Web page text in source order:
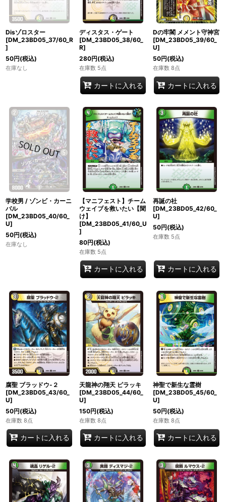
Disゾロスター
[DM_23BD05_37/60_R
]
50円(税込)
在庫なし
ディスタス・ゲート
[DM_23BD05_38/60_
R]
280円(税込)
在庫数 5点
カートに入れる
Dの牢閣 メメント守神宮
[DM_23BD05_39/60_
U]
50円(税込)
在庫数 8点
カートに入れる
学校男 / ゾンビ・カーニ
バル
[DM_23BD05_40/60_
U]
50円(税込)
在庫なし
【マニフェスト】チーム
ウェイブを救いたい【聞
け】
[DM_23BD05_41/60_U
]
80円(税込)
在庫数 5点
カートに入れる
再誕の社
[DM_23BD05_42/60_
U]
50円(税込)
在庫数 5点
カートに入れる
腐聖 ブラッドウ-２
[DM_23BD05_43/60_
U]
50円(税込)
在庫数 8点
カートに入れる
天龍神の翔天 ピラッキ
[DM_23BD05_44/60_
U]
150円(税込)
在庫数 8点
カートに入れる
神聖で新生な霊樹
[DM_23BD05_45/60_
U]
50円(税込)
在庫数 8点
カートに入れる